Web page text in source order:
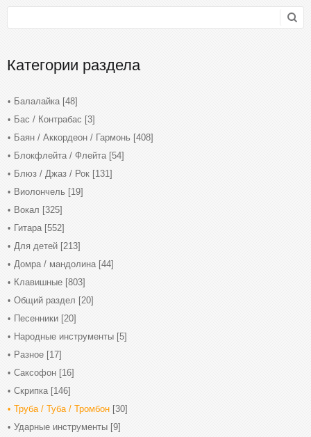
Категории раздела
Балалайка [48]
Бас / Контрабас [3]
Баян / Аккордеон / Гармонь [408]
Блокфлейта / Флейта [54]
Блюз / Джаз / Рок [131]
Виолончель [19]
Вокал [325]
Гитара [552]
Для детей [213]
Домра / мандолина [44]
Клавишные [803]
Общий раздел [20]
Песенники [20]
Народные инструменты [5]
Разное [17]
Саксофон [16]
Скрипка [146]
Труба / Туба / Тромбон [30]
Ударные инструменты [9]